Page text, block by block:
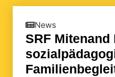
News
SRF Mitenand